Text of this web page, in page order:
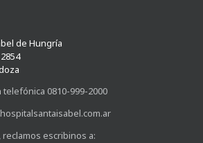
de Hungría
0810-999-2000
escribinos a: